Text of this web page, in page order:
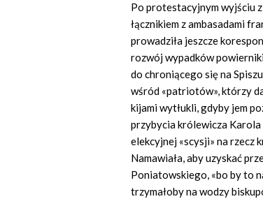
Po protestacyjnym wyjściu
łącznikiem z ambasadami
prowadziła jeszcze
rozwój wypadków
do chroniącego się na
wśród «patriotów», którzy
kijami wytłukli, gdyby jem
przybycia królewicza Karola
elekcyjnej «scysji» na rzecz
Namawiała, aby uzyskać
Poniatowskiego, «bo by to
trzymałoby na wodzy